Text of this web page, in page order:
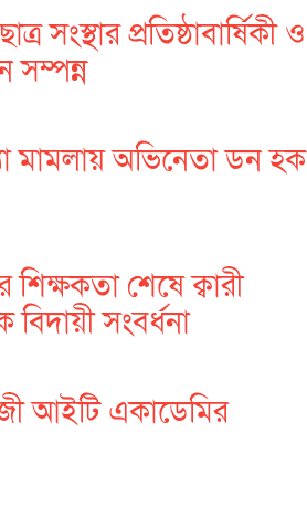
সংস্থার প্রতিষ্ঠাবার্ষিকী ও
সম্পন্ন
মামলায় অভিনেতা ডন হক
শেষে ক্বারী
সংবর্ধনা
আইটি একাডেমির